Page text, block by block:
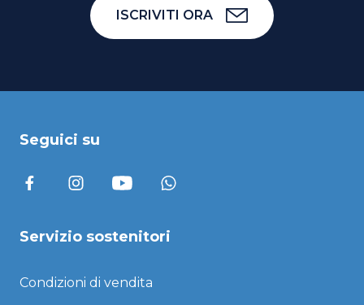
ISCRIVITI ORA
Seguici su
Servizio sostenitori
Condizioni di vendita